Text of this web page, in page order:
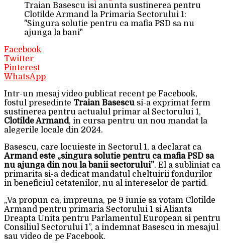
Traian Basescu isi anunta sustinerea pentru
Clotilde Armand la Primaria Sectorului 1:
"Singura solutie pentru ca mafia PSD sa nu
ajunga la bani"
Facebook
Twitter
Pinterest
WhatsApp
Intr-un mesaj video publicat recent pe Facebook,
fostul presedinte Traian Basescu si-a exprimat ferm
sustinerea pentru actualul primar al Sectorului 1,
Clotilde Armand, in cursa pentru un nou mandat la
alegerile locale din 2024.
Basescu, care locuieste in Sectorul 1, a declarat ca
Armand este „singura solutie pentru ca mafia PSD sa
nu ajunga din nou la banii sectorului”. El a subliniat ca
primarita si-a dedicat mandatul cheltuirii fondurilor
in beneficiul cetatenilor, nu al intereselor de partid.
„Va propun ca, impreuna, pe 9 iunie sa votam Clotilde
Armand pentru primaria Sectorului 1 si Alianta
Dreapta Unita pentru Parlamentul European si pentru
Consiliul Sectorului 1”, a indemnat Basescu in mesajul
sau video de pe Facebook.